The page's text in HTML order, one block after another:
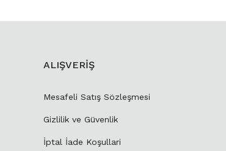
ALIŞVERİŞ
Mesafeli Satış Sözleşmesi
Gizlilik ve Güvenlik
İptal İade Koşullari